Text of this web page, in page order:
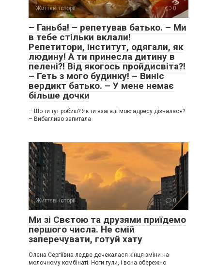
Життєві історії 0
– Ганьба! – репетував батько. – Ми
в тебе стільки вклали!
Репетитори, інститут, одягали, як
людину! А ти принесла дитину в
пелені?! Від якогось пройдисвіта?!
– Геть з мого будинку! – Виніс
вердикт батько. – У мене немає
більше дочки
– Що ти тут робиш? Як ти взагалі мою адресу дізналася?
– Вибагливо запитала
Життєві історії 0
Ми зі Свєтою та друзями приїдемо
першого числа. Не смій
заперечувати, готуй хату
Олена Сергіївна ледве дочекалася кінця зміни на
молочному комбінаті. Ноги гули, і вона обережно